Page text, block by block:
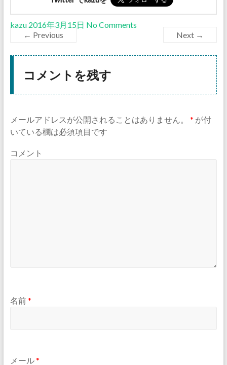
kazu 2016年3月15日 No Comments
← Previous
Next →
コメントを残す
メールアドレスが公開されることはありません。 * が付
いている欄は必須項目です
コメント
名前*
メール*